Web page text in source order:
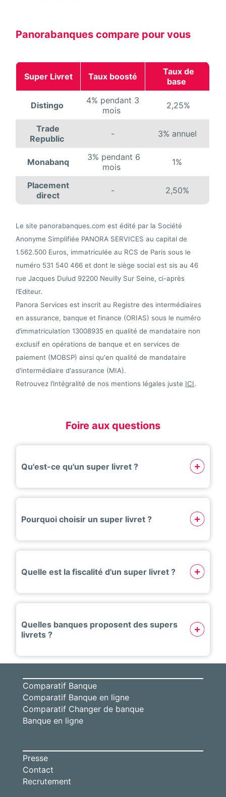
Panorabanques compare pour vous
Super Livret Taux boosté
Taux de
base
Distingo
4% pendant 3
mois
2,25%
Trade
Republic
- 3% annuel
Monabanq
3% pendant 6
mois
1%
Placement
direct
- 2,50%
Le site panorabanques.com est édité par la Société
Anonyme Simplifiée PANORA SERVICES au capital de
1.562.500 Euros, immatriculée au RCS de Paris sous le
numéro 531 540 466 et dont le siège social est sis au 46
rue Jacques Dulud 92200 Neuilly Sur Seine, ci-après
l’Editeur.
Panora Services est inscrit au Registre des intermédiaires
en assurance, banque et finance (ORIAS) sous le numéro
d’immatriculation 13008935 en qualité de mandataire non
exclusif en opérations de banque et en services de
paiement (MOBSP) ainsi qu'en qualité de mandataire
d'intermédiaire d'assurance (MIA).
Retrouvez l’intégralité de nos mentions légales juste ICI.
Foire aux questions
Qu'est-ce qu'un super livret ?
Pourquoi choisir un super livret ?
Quelle est la fiscalité d'un super livret ?
Quelles banques proposent des supers
livrets ?
Comparatif Banque
Comparatif Banque en ligne
Comparatif Changer de banque
Banque en ligne
Presse
Contact
Recrutement